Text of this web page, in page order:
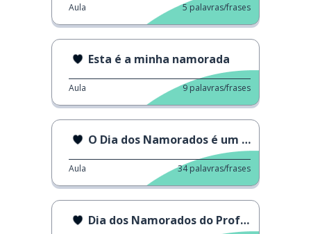
Aula 5 palavras/frases
Esta é a minha namorada
Aula 9 palavras/frases
O Dia dos Namorados é um negócio?
Aula 34 palavras/frases
Dia dos Namorados do Professor